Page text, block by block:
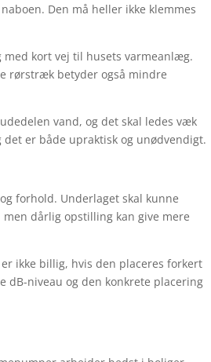
Den må heller ikke klemmes
kort vej til husets varmeanlæg.
rørstræk betyder også mindre
vand, og det skal ledes væk
er både upraktisk og unødvendigt.
forhold. Underlaget skal kunne
dårlig opstilling kan give mere
ikke billig, hvis den placeres forkert
dB-niveau og den konkrete placering